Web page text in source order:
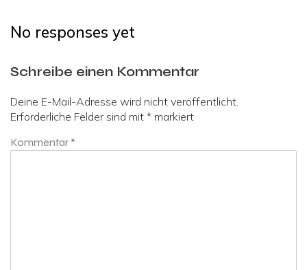
No responses yet
Schreibe einen Kommentar
Deine E-Mail-Adresse wird nicht veröffentlicht.
Erforderliche Felder sind mit * markiert
Kommentar *